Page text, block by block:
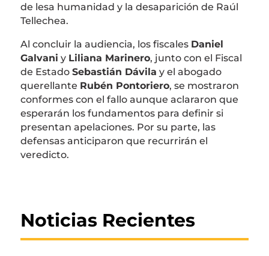
de lesa humanidad y la desaparición de Raúl
Tellechea.
Al concluir la audiencia, los fiscales Daniel
Galvani y Liliana Marinero, junto con el Fiscal
de Estado Sebastián Dávila y el abogado
querellante Rubén Pontoriero, se mostraron
conformes con el fallo aunque aclararon que
esperarán los fundamentos para definir si
presentan apelaciones. Por su parte, las
defensas anticiparon que recurrirán el
veredicto.
Noticias Recientes